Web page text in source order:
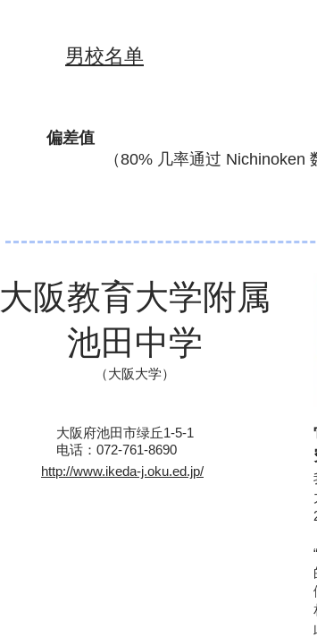
男校名单
偏差值
（80% 几率通过 Nichinoken
大阪教育大学附属
池田中学
（大阪大学）
大阪府池田市绿丘1-5-1
电话：072-761-8690
http://www.ikeda-j.oku.ed.jp/